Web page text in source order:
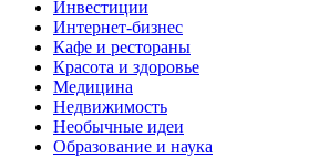
Инвестиции
Интернет-бизнес
Кафе и рестораны
Красота и здоровье
Медицина
Недвижимость
Необычные идеи
Образование и наука